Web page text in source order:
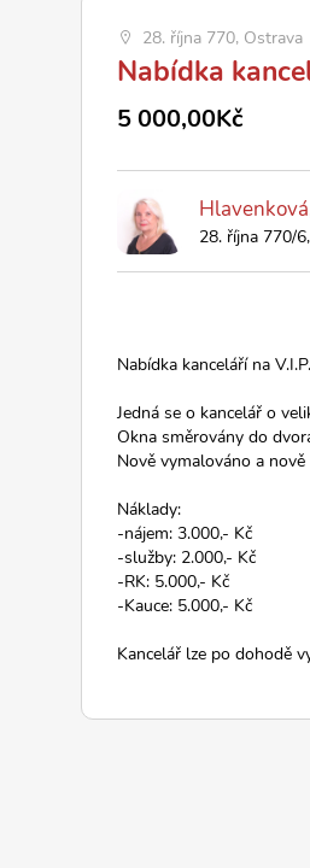
28. října 770, Ostrava
Nabídka
5 000,00Kč
28. října 770/
Nabídka kanceláří na
Jedná se o kancelář o
Okna směrovány do
Nově vymalováno a
Náklady:
-nájem: 3.000,- Kč
-služby: 2.000,- Kč
-RK: 5.000,- Kč
-Kauce: 5.000,- Kč
Kancelář lze po dohodě